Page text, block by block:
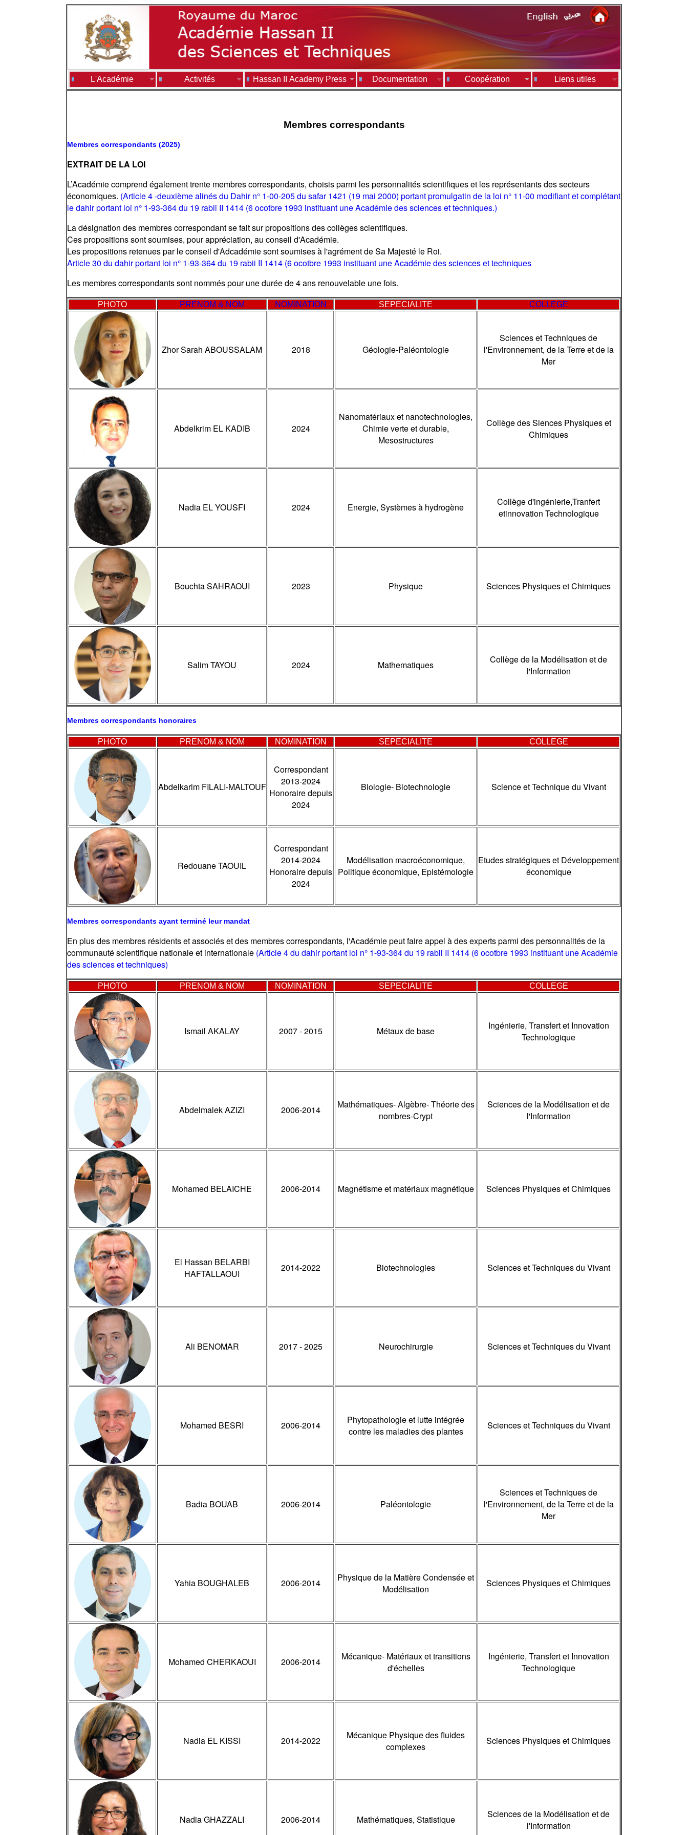
L'Académie Activités Hassan II Academy Press Documentation Coopération Liens utiles
Membres correspondants
Membres correspondants (2025)
EXTRAIT DE LA LOI
L’Académie comprend également trente membres correspondants, choisis parmi les personnalités scientifiques et les représentants des secteurs
économiques. (Article 4 -deuxième alinés du Dahir n° 1-00-205 du safar 1421 (19 mai 2000) portant promulgatin de la loi n° 11-00 modifiant et complétant
le dahir portant loi n° 1-93-364 du 19 rabii II 1414 (6 ocotbre 1993 instituant une Académie des sciences et techniques.)
La désignation des membres correspondant se fait sur propositions des collèges scientifiques.
Ces propositions sont soumises, pour appréciation, au conseil d'Académie.
Les propositions retenues par le conseil d'Adcadémie sont soumises à l'agrément de Sa Majesté le Roi.
Article 30 du dahir portant loi n° 1-93-364 du 19 rabii II 1414 (6 ocotbre 1993 instituant une Académie des sciences et techniques
Les membres correspondants sont nommés pour une durée de 4 ans renouvelable une fois.
PHOTO PRENOM & NOM NOMINATION SEPECIALITE COLLEGE
Zhor Sarah ABOUSSALAM 2018 Géologie-Paléontologie
Sciences et Techniques de
l'Environnement, de la Terre et de la
Mer
Abdelkrim EL KADIB 2024
Nanomatériaux et nanotechnologies,
Chimie verte et durable,
Mesostructures
Collège des Siences Physiques et
Chimiques
Nadia EL YOUSFI 2024 Energie, Systèmes à hydrogène
Collège d'ingénierie,Tranfert
etinnovation Technologique
Bouchta SAHRAOUI 2023 Physique Sciences Physiques et Chimiques
Salim TAYOU 2024 Mathematiques
Collège de la Modélisation et de
l'Information
Membres correspondants honoraires
PHOTO PRENOM & NOM NOMINATION SEPECIALITE COLLEGE
Abdelkarim FILALI-MALTOUF
Correspondant
2013-2024
Honoraire depuis
2024
Biologie- Biotechnologie Science et Technique du Vivant
Redouane TAOUIL
Correspondant
2014-2024
Honoraire depuis
2024
Modélisation macroéconomique,
Politique économique, Epistémologie
Etudes stratégiques et Développement
économique
Membres correspondants ayant terminé leur mandat
En plus des membres résidents et associés et des membres correspondants, l'Académie peut faire appel à des experts parmi des personnalités de la
communauté scientifique nationale et internationale (Article 4 du dahir portant loi n° 1-93-364 du 19 rabii II 1414 (6 ocotbre 1993 instituant une Académie
des sciences et techniques)
PHOTO PRENOM & NOM NOMINATION SEPECIALITE COLLEGE
Ismail AKALAY 2007 - 2015 Métaux de base
Ingénierie, Transfert et Innovation
Technologique
Abdelmalek AZIZI 2006-2014
Mathématiques- Algèbre- Théorie des
nombres-Crypt
Sciences de la Modélisation et de
l'Information
Mohamed BELAICHE 2006-2014 Magnétisme et matériaux magnétique Sciences Physiques et Chimiques
El Hassan BELARBI
HAFTALLAOUI
2014-2022 Biotechnologies Sciences et Techniques du Vivant
Ali BENOMAR 2017 - 2025 Neurochirurgie Sciences et Techniques du Vivant
Mohamed BESRI 2006-2014
Phytopathologie et lutte intégrée
contre les maladies des plantes
Sciences et Techniques du Vivant
Badia BOUAB 2006-2014 Paléontologie
Sciences et Techniques de
l'Environnement, de la Terre et de la
Mer
Yahia BOUGHALEB 2006-2014
Physique de la Matière Condensée et
Modélisation
Sciences Physiques et Chimiques
Mohamed CHERKAOUI 2006-2014
Mécanique- Matériaux et transitions
d'échelles
Ingénierie, Transfert et Innovation
Technologique
Nadia EL KISSI 2014-2022
Mécanique Physique des fluides
complexes
Sciences Physiques et Chimiques
Nadia GHAZZALI 2006-2014 Mathématiques, Statistique
Sciences de la Modélisation et de
l'Information